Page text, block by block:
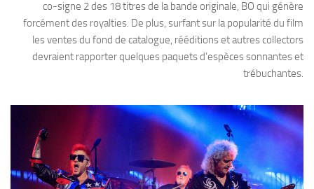
co-signe 2 des 18 titres de la bande originale, BO qui génère
forcément des royalties. De plus, surfant sur la popularité du film
les ventes du fond de catalogue, rééditions et autres collectors
devraient rapporter quelques paquets d’espèces sonnantes et
trébuchantes.